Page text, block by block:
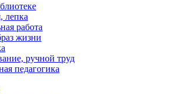
лепка
работа
жизни
ручной труд
педагогика